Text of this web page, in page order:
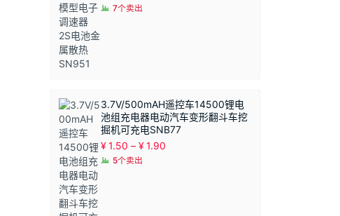
7个卖出
3.7V/500mAH遥控车14500锂电
池组充电器电动汽车变形翻斗车挖
掘机可充电SNB77
¥1.50 – ¥1.90
5个卖出